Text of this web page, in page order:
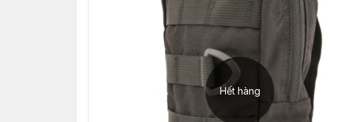
Hết hàng